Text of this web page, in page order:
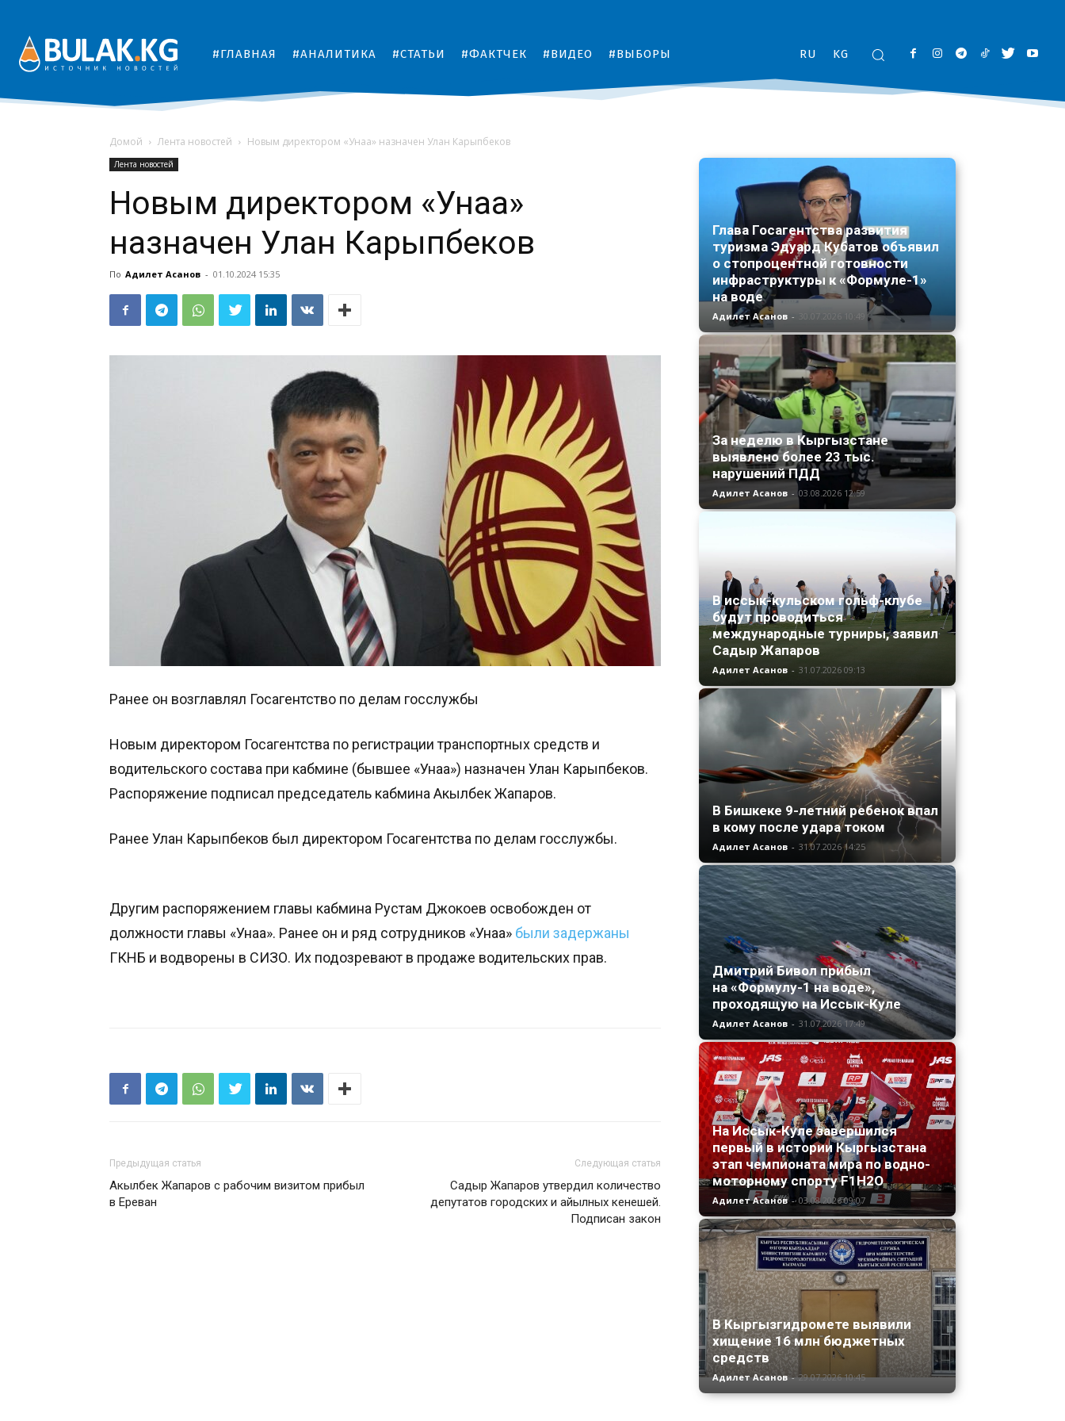
#ГЛАВНАЯ #АНАЛИТИКА #СТАТЬИ #ФАКТЧЕК #ВИДЕО #ВЫБОРЫ RU KG
Домой Лента новостей Новым директором «Унаа» назначен Улан Карыпбеков
Лента новостей
Новым директором «Унаа»
назначен Улан Карыпбеков
По Адилет Асанов - 01.10.2024 15:35
Ранее он возглавлял Госагентство по делам госслужбы
Новым директором Госагентства по регистрации транспортных средств и
водительского состава при кабмине (бывшее «Унаа») назначен Улан Карыпбеков.
Распоряжение подписал председатель кабмина Акылбек Жапаров.
Ранее Улан Карыпбеков был директором Госагентства по делам госслужбы.
Другим распоряжением главы кабмина Рустам Джокоев освобожден от
должности главы «Унаа». Ранее он и ряд сотрудников «Унаа» были задержаны
ГКНБ и водворены в СИЗО. Их подозревают в продаже водительских прав.
Предыдущая статья
Акылбек Жапаров с рабочим визитом прибыл
в Ереван
Следующая статья
Садыр Жапаров утвердил количество
депутатов городских и айылных кенешей.
Подписан закон
Глава Госагентства развития
туризма Эдуард Кубатов объявил
о стопроцентной готовности
инфраструктуры к «Формуле-1»
на воде
Адилет Асанов - 30.07.2026 10:49
За неделю в Кыргызстане
выявлено более 23 тыс.
нарушений ПДД
Адилет Асанов - 03.08.2026 12:59
В иссык-кульском гольф-клубе
будут проводиться
международные турниры, заявил
Садыр Жапаров
Адилет Асанов - 31.07.2026 09:13
В Бишкеке 9-летний ребенок впал
в кому после удара током
Адилет Асанов - 31.07.2026 14:25
Дмитрий Бивол прибыл
на «Формулу-1 на воде»,
проходящую на Иссык-Куле
Адилет Асанов - 31.07.2026 17:49
На Иссык-Куле завершился
первый в истории Кыргызстана
этап чемпионата мира по водно-
моторному спорту F1H2O
Адилет Асанов - 03.08.2026 09:07
В Кыргызгидромете выявили
хищение 16 млн бюджетных
средств
Адилет Асанов - 29.07.2026 10:45